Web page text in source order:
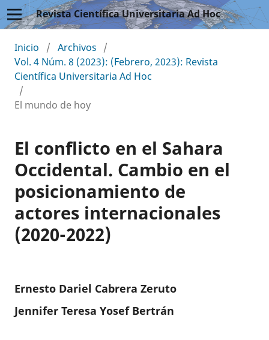
Revista Científica Universitaria Ad Hoc
Inicio / Archivos /
Vol. 4 Núm. 8 (2023): (Febrero, 2023): Revista
Científica Universitaria Ad Hoc
/
El mundo de hoy
El conflicto en el Sahara
Occidental. Cambio en el
posicionamiento de
actores internacionales
(2020-2022)
Ernesto Dariel Cabrera Zeruto
Jennifer Teresa Yosef Bertrán